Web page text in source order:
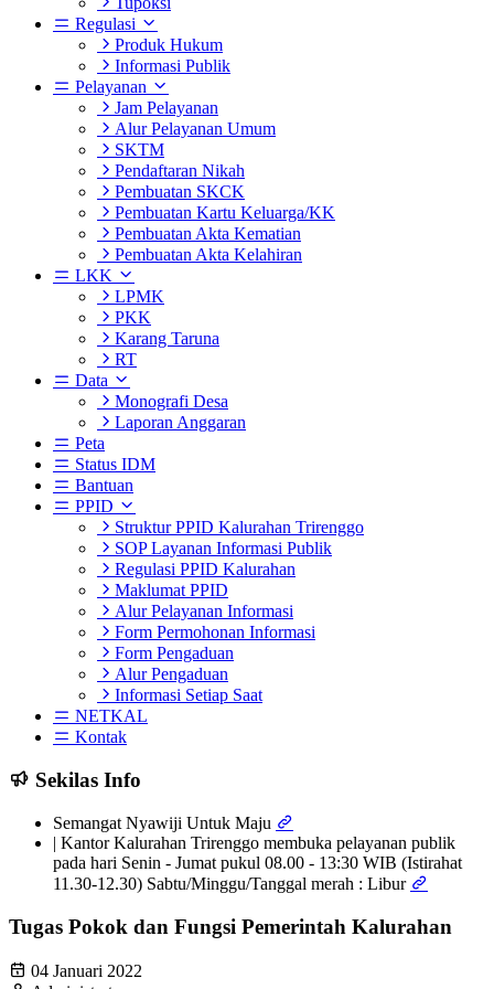
Regulasi
Produk Hukum
Informasi Publik
Pelayanan
Jam Pelayanan
Alur Pelayanan Umum
SKTM
Pendaftaran Nikah
Pembuatan SKCK
Pembuatan Kartu Keluarga/KK
Pembuatan Akta Kematian
Pembuatan Akta Kelahiran
LKK
LPMK
PKK
Karang Taruna
RT
Data
Monografi Desa
Laporan Anggaran
Peta
Status IDM
Bantuan
PPID
Struktur PPID Kalurahan Trirenggo
SOP Layanan Informasi Publik
Regulasi PPID Kalurahan
Maklumat PPID
Alur Pelayanan Informasi
Form Permohonan Informasi
Form Pengaduan
Alur Pengaduan
Informasi Setiap Saat
NETKAL
Kontak
Sekilas Info
Semangat Nyawiji Untuk Maju
| Kantor Kalurahan Trirenggo membuka pelayanan publik
pada hari Senin - Jumat pukul 08.00 - 13:30 WIB (Istirahat
11.30-12.30) Sabtu/Minggu/Tanggal merah : Libur
Tugas Pokok dan Fungsi Pemerintah Kalurahan
04 Januari 2022